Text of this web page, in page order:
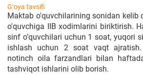
Gʻoya tavsifi
Maktab o'quvchilarining sonidan kelib
o'quvchiga IIB xodimlarini biriktirish.
sinf o’quvchilari uchun 1 soat, yuqori
ishlash uchun 2 soat vaqt ajratish.
notinch oila farzandlari bilan
tashviqot ishlarini olib borish.